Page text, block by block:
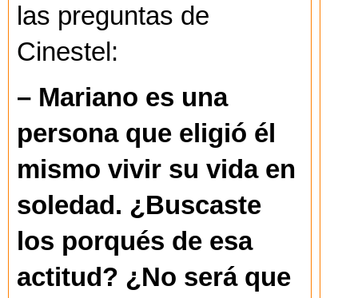
las preguntas de
Cinestel:
– Mariano es una
persona que eligió él
mismo vivir su vida en
soledad. ¿Buscaste
los porqués de esa
actitud? ¿No será que